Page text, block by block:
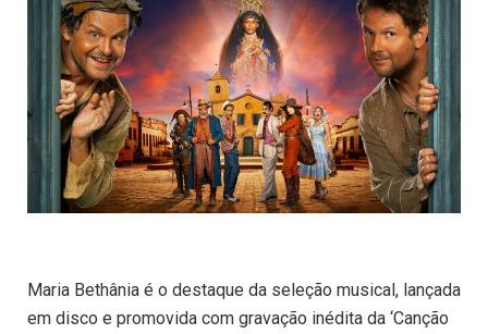
Maria Bethânia é o destaque da seleção musical, lançada
em disco e promovida com gravação inédita da ‘Canção